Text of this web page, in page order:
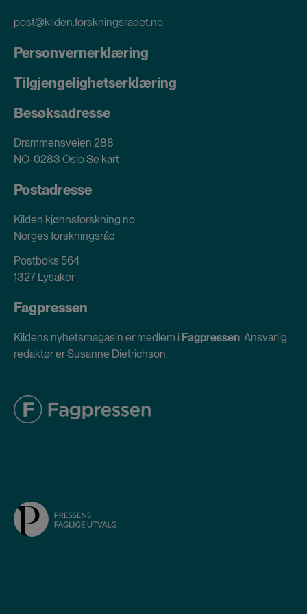
post@kilden.forskningsradet.no
Personvernerklæring
Tilgjengelighetserklæring
Besøksadresse
Drammensveien 288
NO-0283 OsloSe kart
Postadresse
Kilden kjønnsforskning.no
Norges forskningsråd
Postboks 564
1327 Lysaker
Fagpressen
Kildens nyhetsmagasin er medlem i Fagpressen. Ansvarlig
redaktør er Susanne Dietrichson.